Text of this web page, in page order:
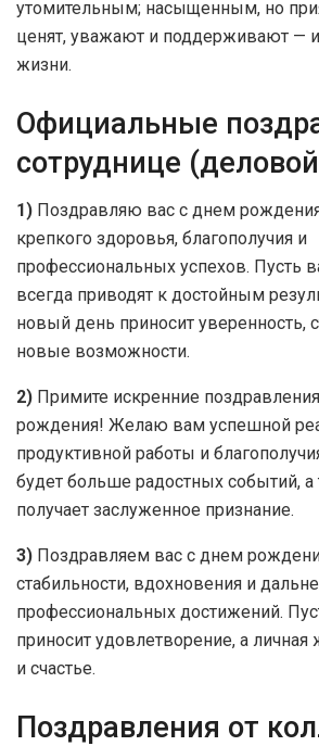
утомительным; насыщенным, но
ценят, уважают и поддерживают — и
жизни.
Официальные
сотруднице
1) Поздравляю вас с днем
крепкого здоровья, благополучия и
профессиональных успехов. Пусть
всегда приводят к достойным
новый день приносит уверенность,
новые возможности.
2) Примите искренние
рождения! Желаю вам успешной
продуктивной работы и
будет больше радостных событий, а
получает заслуженное признание.
3) Поздравляем вас с днем
стабильности, вдохновения и
профессиональных достижений.
приносит удовлетворение, а
и счастье.
Поздравления от